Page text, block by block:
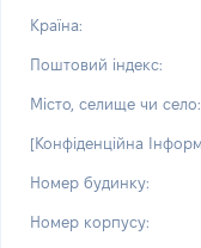
Країна:
Поштовий індекс:
Місто, селище чи село:
[Конфіденційна
Номер будинку:
Номер корпусу: